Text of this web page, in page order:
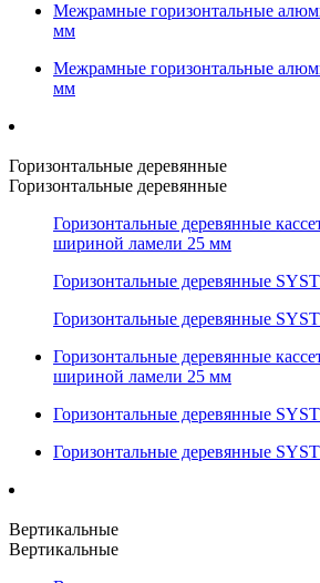
Межрамные горизонтальные
мм
Межрамные горизонтальные
мм
Горизонтальные деревянные
Горизонтальные деревянные
Горизонтальные деревянные
шириной ламели 25 мм
Горизонтальные деревянные
Горизонтальные деревянные
Горизонтальные деревянные
шириной ламели 25 мм
Горизонтальные деревянные
Горизонтальные деревянные
Вертикальные
Вертикальные